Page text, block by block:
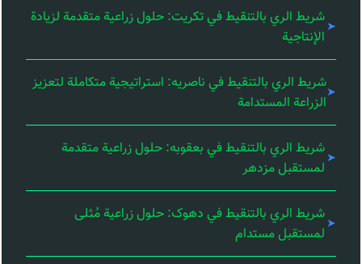
شريط الري بالتنقيط في تكريت: حلول زراعية متقدمة لزيادة
الإنتاجية
شريط الري بالتنقيط في ناصریه: استراتيجية متكاملة لتعزيز
الزراعة المستدامة
شريط الري بالتنقيط في بعقوبه: حلول زراعية متقدمة
لمستقبل مزدهر
شريط الري بالتنقيط في دهوک: حلول زراعية مُثلى
لمستقبل مستدام